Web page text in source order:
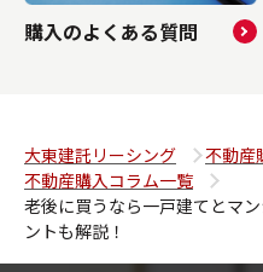
購入のよくある質問
大東建託リーシング
不動産
不動産購入コラム一覧
老後に買うなら一戸建てとマ
ントも解説！